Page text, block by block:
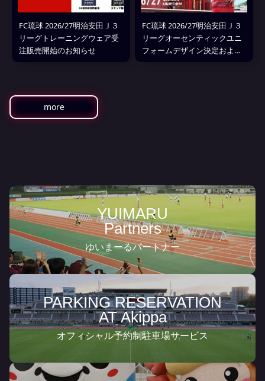
FC琉球 2026/27明治安田Ｊ３
リーグトレーニングウェア受
注販売開始のお知らせ
FC琉球 2026/27明治安田Ｊ３
リーグオーセンティックユニ
フォームデザイン決定および
more
YUIMARU
Partners
ゆいまーるパートナー
PARKING RESERVATION
AT Akippa
オフィシャル予約制駐車場サービス